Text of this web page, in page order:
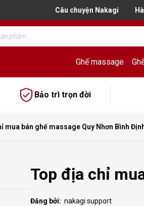
Câu chuyện Nakagi
Bảo trì trọn đời
Ghế massage
mua bán ghế massage Quy Nhơn Bình
Top địa chỉ
Đăng bởi: nakagi support